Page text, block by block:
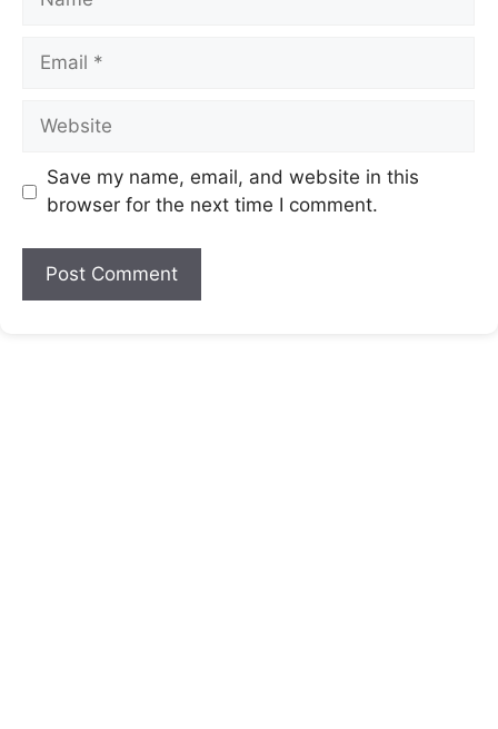
Save my name, email, and website in this
browser for the next time I comment.